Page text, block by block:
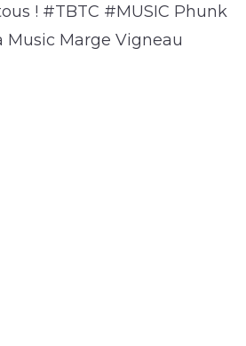
! #TBTC #MUSIC Phunk
Marge Vigneau